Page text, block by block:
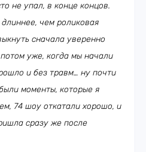
не упал, в конце концов.
чем роликовая
сначала уверенно
уже, когда мы начали
и без травм… ну почти
моменты, которые я
74 шоу откатали хорошо, и
сразу же после